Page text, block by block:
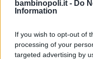
bambinopoli.it - Do
Information
If you wish to opt-out of
processing of your
targeted advertising by